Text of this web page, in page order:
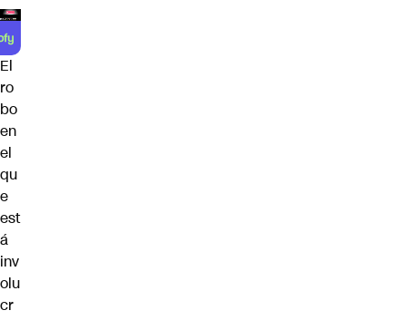
El
ro
bo
en
el
qu
e
est
á
inv
olu
cr